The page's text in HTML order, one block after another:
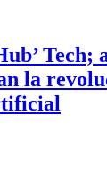
Tech;
la